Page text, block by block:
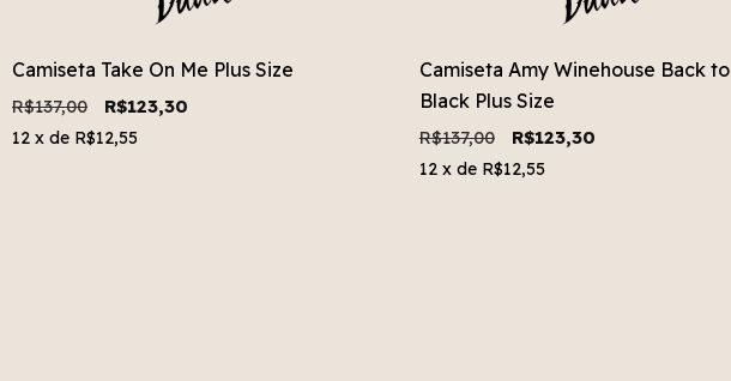
Camiseta Take On Me Plus Size
R$137,00 R$123,30
12 x de R$12,55
Camiseta Amy Winehouse Back to
Black Plus Size
R$137,00 R$123,30
12 x de R$12,55